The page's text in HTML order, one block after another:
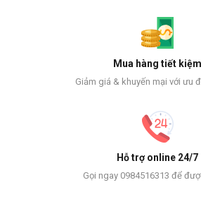
Mua hàng tiết kiệm
Giảm giá & khuyến mại với ưu
Hỗ trợ online 24/7
Gọi ngay 0984516313 để